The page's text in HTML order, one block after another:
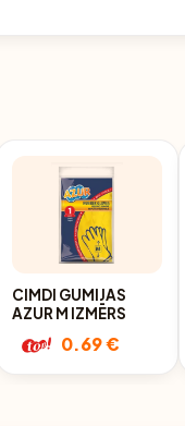
CIMDI GUMIJAS
AZUR M IZMĒRS
0.69 €